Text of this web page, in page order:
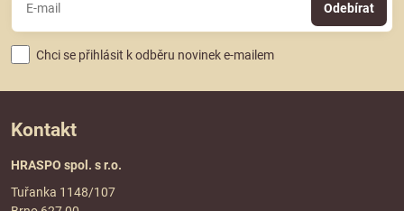
Odebírat
Chci se přihlásit k odběru novinek e-mailem
Kontakt
HRASPO spol. s r.o.
Tuřanka 1148/107